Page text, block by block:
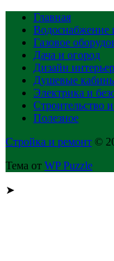
Главная
Водоснабжение
Газовое
Дача и огород
Дизайн
Душевые
Электрика и
Строительство
Полезное
Стройка и ремонт ©
Тема от WP Puzzle
➤